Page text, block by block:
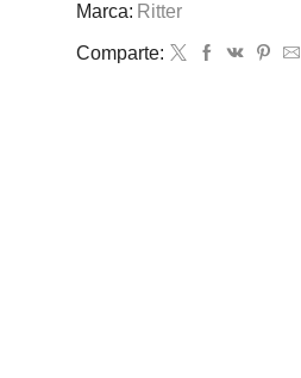
Marca: Ritter
Comparte: